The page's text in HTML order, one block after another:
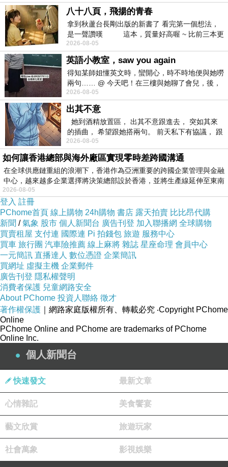
價格再便宜，日後求助無門，也是十分惱人的，是吧！
日前想購入【鐵三角】小巧和出色的解析度耳塞式耳掛耳
麥ATH-COL150iS-白色[ATH-COL150iS/白].
，問過幾間經
銷商都表示舊款已經賣完，已沒有舊款庫存了，剛好看到
【e-payless 百利市購物中心】網頁上還有賣，不但比較
便宜還可以刷卡分期。有的時候這些商品的價格還真的頗
殺的，於是乎，這一款CP值破表的：【鐵三角】小巧和出
色的解析度耳塞式耳掛耳麥ATH-COL150iS-白色[ATH-
COL150iS/白].，網路上爬文一下，發現很多部落客都給滿
高的評價，看來值得入手，不管了，就刷下去吧！
【鐵三角】小巧和出色的解析度耳塞式耳掛耳
麥ATH-COL150iS-白色[ATH-COL150iS/白].
設計小巧的耳塞式耳機
全面而富質感的低音
配有兩個橢圓掛環
八十八頁，飛揚的青春
拿到秋蘆台長剛出版的新書了 看完第一個想法，
是一聲讚嘆 這本，質量好高喔 ~ 比前三本更
勝一
2026-08-05
英語小教室，saw you again
得知某師姐懂英文時，蠻開心，時不時地便與她嘮
兩句…… @ 今天吧！在三樓與她聊了會兒，後，
下二樓居然又撞到她，於是
2026-08-05
出其不意
她到酒精放置區， 出其不意跟進去， 突如其來
的插曲， 希望跟她搭兩句。 前天私下有協議， 跟
著阿弟丟拉基
2026-08-05
如何讓香港總部與海外廠區實現零時差跨國溝通
在全球供應鏈重組的浪潮下，香港作為亞洲重要的跨國企業管理與金融
中心，越來越多企業選擇將決策總部設於香港，並將生產線延伸至東南
2026-08-05
登入 註冊
PChome首頁 線上購物 24h購物 書店 露天拍賣 比比昂代購
新聞 /氣象 股市 個人新聞台 廣告刊登 加入聯播網 全球購物
買賣租屋 支付連 國際連 Pi 拍錢包 旅遊 服務中心
買車 旅行團 汽車險推薦 線上麻將 雜誌 星座命理 會員中心
一元簡訊 直播達人 數位憑證 企業簡訊
買網址 虛擬主機 企業郵件
廣告刊登 隱私權聲明
消費者保護 兒童網路安全
About PChome 投資人聯絡 徵才
著作權保護 ｜網路家庭版權所有、轉載必究 ‧Copyright PChome
Online
PChome Online and PChome are trademarks of PChome
Online Inc.
個人新聞台
快速發文 最新文章
心情雜記 美食饗宴
藝文欣賞 旅遊玩家
社會萬象 影視娛樂